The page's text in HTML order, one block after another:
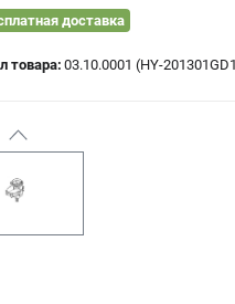
доставка
товара: 03.10.0001 (HY-